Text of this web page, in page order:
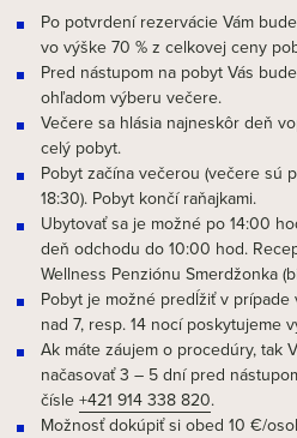
Po potvrdení rezervácie Vám
vo výške 70 % z celkovej ceny
Pred nástupom na pobyt Vás
ohľadom výberu večere.
Večere sa hlásia najneskôr deň
celý pobyt.
Pobyt začína večerou (večere sú
18:30). Pobyt končí raňajkami.
Ubytovať sa je možné po 14:00
deň odchodu do 10:00 hod.
Wellness Penziónu Smerdžonka
Pobyt je možné predĺžiť v
nad 7, resp. 14 nocí poskytujeme
Ak máte záujem o procedúry, tak
načasovať 3 – 5 dní pred
čísle +421 914 338 820.
Možnosť dokúpiť si obed 10 €/